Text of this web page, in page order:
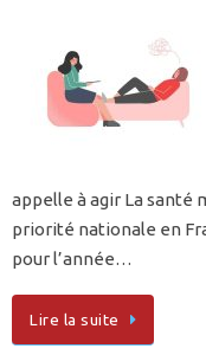
appelle à agir La santé
priorité nationale en
pour l’année…
Lire la suite